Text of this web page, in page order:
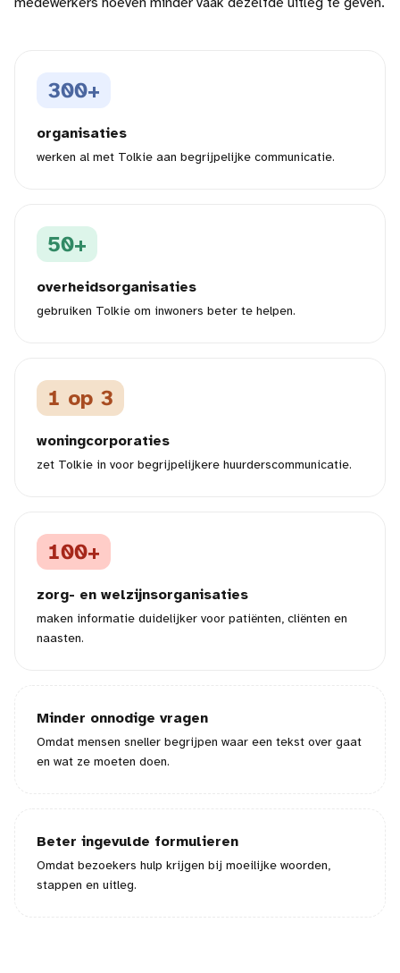
300+
organisaties
werken al met Tolkie aan begrijpelijke communicatie.
50+
overheidsorganisaties
gebruiken Tolkie om inwoners beter te helpen.
1 op 3
woningcorporaties
zet Tolkie in voor begrijpelijkere huurderscommunicatie.
100+
zorg- en welzijnsorganisaties
maken informatie duidelijker voor patiënten, cliënten en
naasten.
Minder onnodige vragen
Omdat mensen sneller begrijpen waar een tekst over gaat
en wat ze moeten doen.
Beter ingevulde formulieren
Omdat bezoekers hulp krijgen bij moeilijke woorden,
stappen en uitleg.